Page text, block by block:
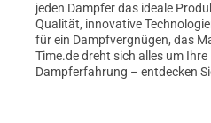
jeden Dampfer das ideale
Qualität, innovative
für ein Dampfvergnügen, das
Time.de dreht sich alles um Ihre
Dampferfahrung – entdecken